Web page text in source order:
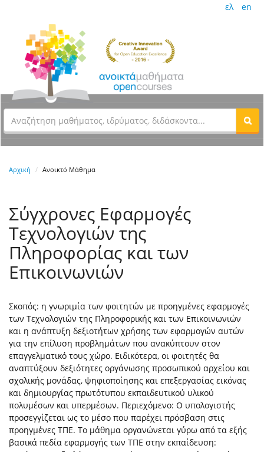
ελ en
Αρχική Ανοικτό Μάθημα
Σύγχρονες Εφαρμογές
Τεχνολογιών της
Πληροφορίας και των
Επικοινωνιών
Σκοπός: η γνωριμία των φοιτητών με προηγμένες εφαρμογές
των Τεχνολογιών της Πληροφορικής και των Επικοινωνιών
και η ανάπτυξη δεξιοτήτων χρήσης των εφαρμογών αυτών
για την επίλυση προβλημάτων που ανακύπτουν στον
επαγγελματικό τους χώρο. Ειδικότερα, οι φοιτητές θα
αναπτύξουν δεξιότητες οργάνωσης προσωπικού αρχείου και
σχολικής μονάδας, ψηφιοποίησης και επεξεργασίας εικόνας
και δημιουργίας πρωτότυπου εκπαιδευτικού υλικού
πολυμέσων και υπερμέσων. Περιεχόμενο: Ο υπολογιστής
προσεγγίζεται ως το μέσο που παρέχει πρόσβαση στις
προηγμένες ΤΠΕ. Το μάθημα οργανώνεται γύρω από τα εξής
βασικά πεδία εφαρμογής των ΤΠΕ στην εκπαίδευση: